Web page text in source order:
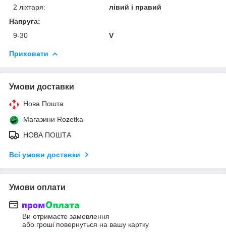
2 ліхтаря:
лівий і правий
Напруга:
9-30
V
Приховати
Умови доставки
Нова Пошта
Магазини Rozetka
НОВА ПОШТА
Всі умови доставки
Умови оплати
Ви отримаєте замовлення
або гроші повернуться на вашу картку